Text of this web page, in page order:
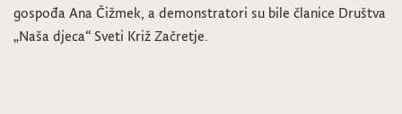
gospođa Ana Čižmek, a demonstratori su bile članice Društva
„Naša djeca“ Sveti Križ Začretje.